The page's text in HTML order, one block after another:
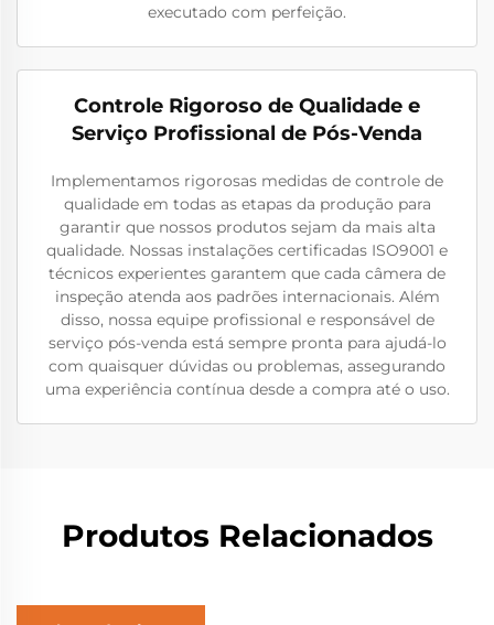
executado com perfeição.
Controle Rigoroso de Qualidade e
Serviço Profissional de Pós-Venda
Implementamos rigorosas medidas de controle de
qualidade em todas as etapas da produção para
garantir que nossos produtos sejam da mais alta
qualidade. Nossas instalações certificadas ISO9001 e
técnicos experientes garantem que cada câmera de
inspeção atenda aos padrões internacionais. Além
disso, nossa equipe profissional e responsável de
serviço pós-venda está sempre pronta para ajudá-lo
com quaisquer dúvidas ou problemas, assegurando
uma experiência contínua desde a compra até o uso.
Produtos Relacionados